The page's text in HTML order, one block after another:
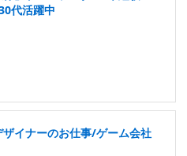
代活躍中
イナーのお仕事/ゲーム会社